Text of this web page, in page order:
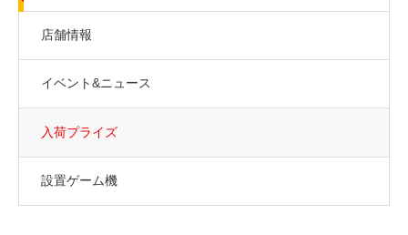
店舗情報
イベント&ニュース
入荷プライズ
設置ゲーム機